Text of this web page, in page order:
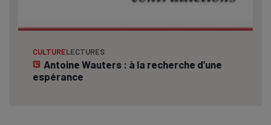
CULTURELECTURES
Antoine Wauters : à la recherche d’une
espérance